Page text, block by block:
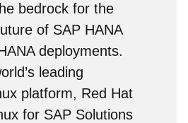
bedrock for the
of SAP HANA
deployments.
leading
platform, Red Hat
for SAP Solutions